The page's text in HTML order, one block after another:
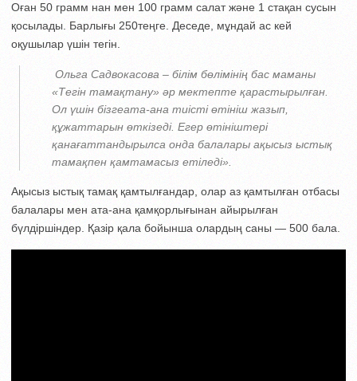
Оған 50 грамм нан мен 100 грамм салат және 1 стақан сусын
қосылады. Барлығы 250теңге. Деседе, мұндай ас кей
оқушылар үшін тегін.
Ольга Садвокасова – білім бөлімінің бас маманы
«Тегін тамақтану» әр мектепте қарастырылған.
Ол үшін бізгеата-ана тиісті өтініш жазып,
құжаттарын өткізеді. Егер өтініштері
қанағаттандырылса онда балалары ақысыз ыстық
тамақпен қамтамасыз етіледі».
Ақысыз ыстық тамақ қамтылғандар, олар аз қамтылған отбасы
балалары мен ата-ана қамқорлығынан айырылған
бүлдіршіндер. Қазір қала бойынша олардың саны — 500 бала.